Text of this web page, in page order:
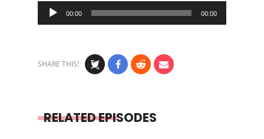
Audio
Player
00:00 00:00
SHARE THIS!
RELATED EPISODES